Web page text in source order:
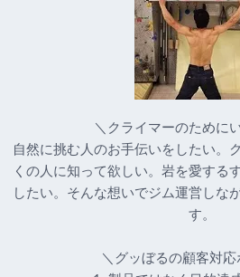
＼クライマーのために
自然に挑む人のお手伝いをしたい。
くの人に知って欲しい。岩を愛する
したい。そんな想いでジム運営しな
す。
＼グッぼるの顧客対応